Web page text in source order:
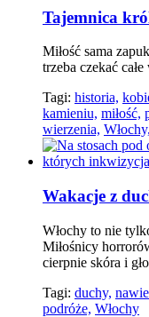
Tajemnica
Miłość sama
trzeba czekać
Tagi: historia,
kamieniu, miłość,
wierzenia, Włochy,
Wakacje z
Włochy to nie
Miłośnicy
cierpnie skóra i
Tagi: duchy,
podróże, Włochy